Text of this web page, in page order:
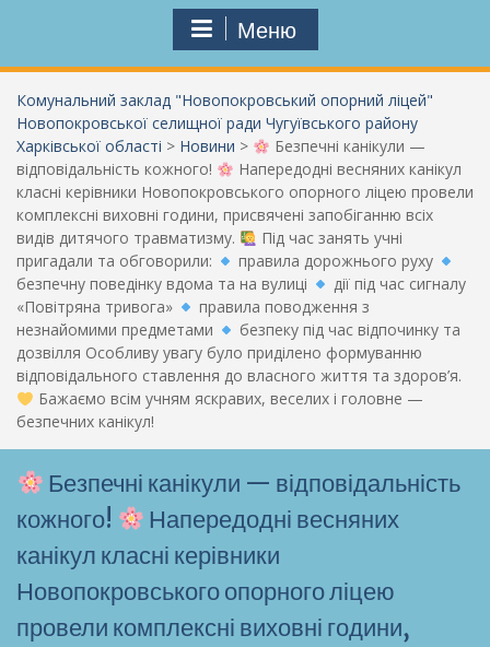
Меню
Комунальний заклад "Новопокровський опорний ліцей"
Новопокровської селищної ради Чугуївського району
Харківської області > Новини >
Безпечні канікули —
відповідальність кожного!
Напередодні весняних канікул
класні керівники Новопокровського опорного ліцею провели
комплексні виховні години, присвячені запобіганню всіх
видів дитячого травматизму.
Під час занять учні
пригадали та обговорили:
правила дорожнього руху
безпечну поведінку вдома та на вулиці
дії під час сигналу
«Повітряна тривога»
правила поводження з
незнайомими предметами
безпеку під час відпочинку та
дозвілля Особливу увагу було приділено формуванню
відповідального ставлення до власного життя та здоров’я.
Бажаємо всім учням яскравих, веселих і головне —
безпечних канікул!
Безпечні канікули — відповідальність
кожного!
Напередодні весняних
канікул класні керівники
Новопокровського опорного ліцею
провели комплексні виховні години,